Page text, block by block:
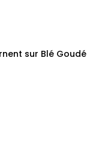
sur Blé Goudé